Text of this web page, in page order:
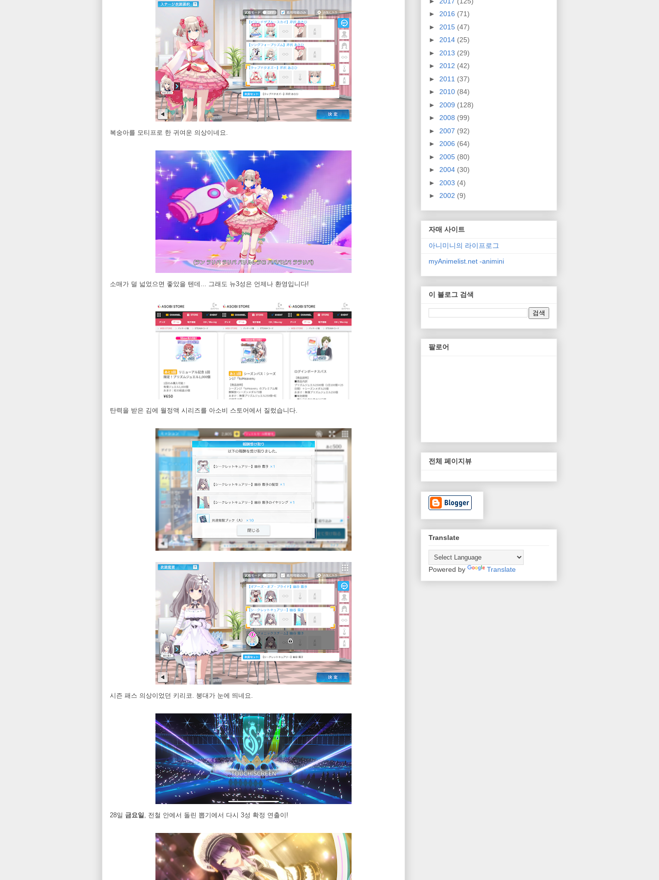
복숭아를 모티프로 한 귀여운 의상이네요.
소매가 덜 넓었으면 좋았을 텐데... 그래도 뉴3성은 언제나 환영입니다!
탄력을 받은 김에 월정액 시리즈를 아소비 스토어에서 질렀습니다.
시즌 패스 의상이었던 키리코. 붕대가 눈에 띄네요.
28일 금요일, 전철 안에서 돌린 뽑기에서 다시 3성 확정 연출이!
► 2016 (71)
► 2015 (47)
► 2014 (25)
► 2013 (29)
► 2012 (42)
► 2011 (37)
► 2010 (84)
► 2009 (128)
► 2008 (99)
► 2007 (92)
► 2006 (64)
► 2005 (80)
► 2004 (30)
► 2003 (4)
► 2002 (9)
자매 사이트
아니미니의 라이프로그
myAnimelist.net -animini
이 블로그 검색
팔로어
전체 페이지뷰
Translate
Powered by Translate